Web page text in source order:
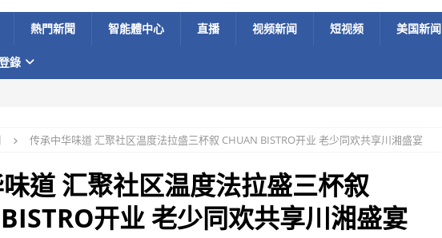
熱門新聞 智能體中心 直播 视频新闻 短视频 美国新闻
錄
传承中华味道 汇聚社区温度法拉盛三杯叙 CHUAN BISTRO开业 老少同欢共享川湘盛宴
道 汇聚社区温度法拉盛三杯叙
开业 老少同欢共享川湘盛宴